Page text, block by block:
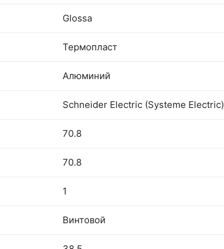
Glossa
Термопласт
Алюминий
Schneider Electric (Systeme Electric)
70.8
70.8
1
Винтовой